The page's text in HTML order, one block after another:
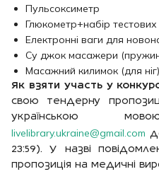
Пульсоксиметр
Глюкометр+набір
Електронні ваги для
Су джок масажери
Масажний килимок (для
Як взяти участь у
свою тендерну
українською
livelibrary.ukraine@gmail.com
23:59). У назві
пропозиція на медичні